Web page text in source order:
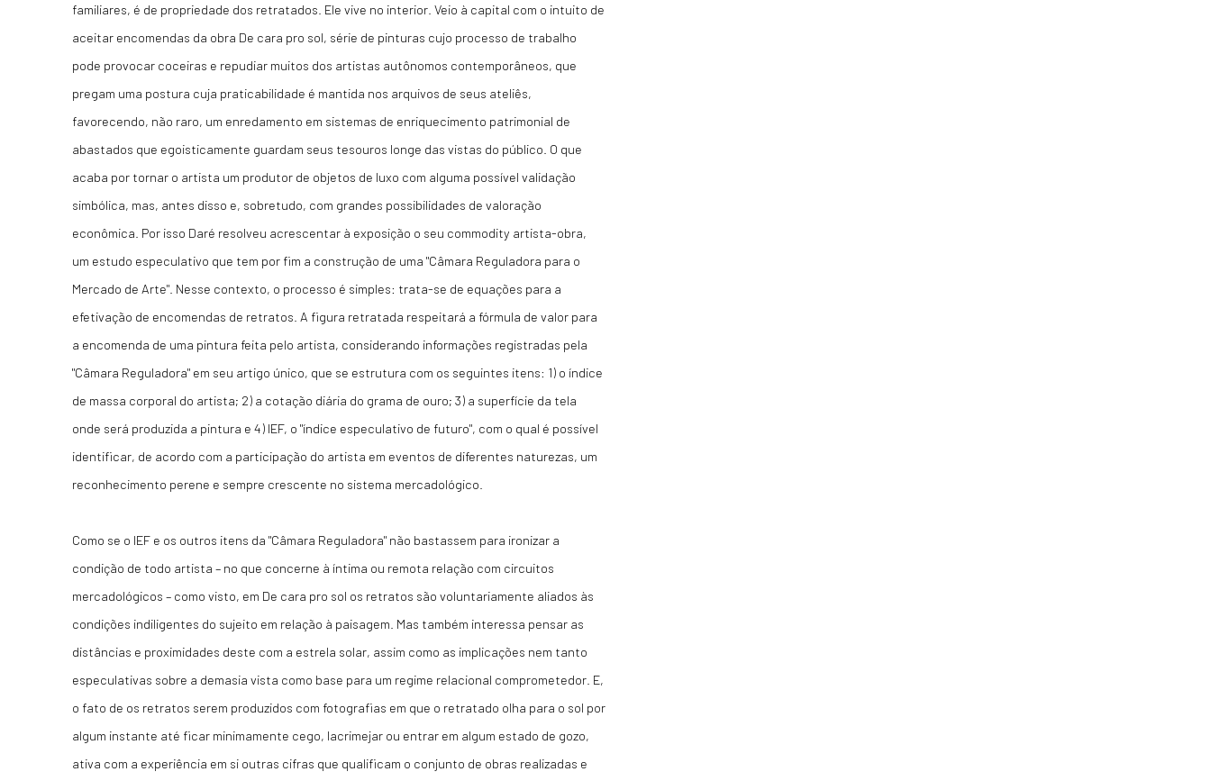
familiares, é de propriedade dos retratados. Ele vive no interior. Veio à capital com o intuito de
aceitar encomendas da obra De cara pro sol, série de pinturas cujo processo de trabalho
pode provocar coceiras e repudiar muitos dos artistas autônomos contemporâneos, que
pregam uma postura cuja praticabilidade é mantida nos arquivos de seus ateliês,
favorecendo, não raro, um enredamento em sistemas de enriquecimento patrimonial de
abastados que egoisticamente guardam seus tesouros longe das vistas do público. O que
acaba por tornar o artista um produtor de objetos de luxo com alguma possível validação
simbólica, mas, antes disso e, sobretudo, com grandes possibilidades de valoração
econômica. Por isso Daré resolveu acrescentar à exposição o seu commodity artista-obra,
um estudo especulativo que tem por fim a construção de uma "Câmara Reguladora para o
Mercado de Arte". Nesse contexto, o processo é simples: trata-se de equações para a
efetivação de encomendas de retratos. A figura retratada respeitará a fórmula de valor para
a encomenda de uma pintura feita pelo artista, considerando informações registradas pela
"Câmara Reguladora" em seu artigo único, que se estrutura com os seguintes itens: 1) o índice
de massa corporal do artista; 2) a cotação diária do grama de ouro; 3) a superfície da tela
onde será produzida a pintura e 4) IEF, o "índice especulativo de futuro", com o qual é possível
identificar, de acordo com a participação do artista em eventos de diferentes naturezas, um
reconhecimento perene e sempre crescente no sistema mercadológico.
Como se o IEF e os outros itens da "Câmara Reguladora" não bastassem para ironizar a
condição de todo artista – no que concerne à íntima ou remota relação com circuitos
mercadológicos – como visto, em De cara pro sol os retratos são voluntariamente aliados às
condições indiligentes do sujeito em relação à paisagem. Mas também interessa pensar as
distâncias e proximidades deste com a estrela solar, assim como as implicações nem tanto
especulativas sobre a demasia vista como base para um regime relacional comprometedor. E,
o fato de os retratos serem produzidos com fotografias em que o retratado olha para o sol por
algum instante até ficar minimamente cego, lacrimejar ou entrar em algum estado de gozo,
ativa com a experiência em si outras cifras que qualificam o conjunto de obras realizadas e